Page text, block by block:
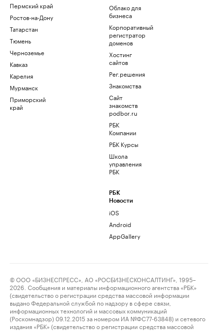
Пермский край
Ростов-на-Дону
Татарстан
Тюмень
Черноземье
Кавказ
Карелия
Мурманск
Приморский
край
Облако для
бизнеса
Корпоративный
регистратор
доменов
Хостинг
сайтов
Рег.решения
Знакомства
Сайт
знакомств
podbor.ru
РБК
Компании
РБК Курсы
Школа
управления
РБК
РБК
Новости
iOS
Android
AppGallery
© ООО «БИЗНЕСПРЕСС», АО «РОСБИЗНЕСКОНСАЛТИНГ», 1995–
2026. Сообщения и материалы информационного агентства «РБК»
(свидетельство о регистрации средства массовой информации
выдано Федеральной службой по надзору в сфере связи,
информационных технологий и массовых коммуникаций
(Роскомнадзор) 09.12.2015 за номером ИА №ФС77-63848) и сетевого
издания «РБК» (свидетельство о регистрации средства массовой